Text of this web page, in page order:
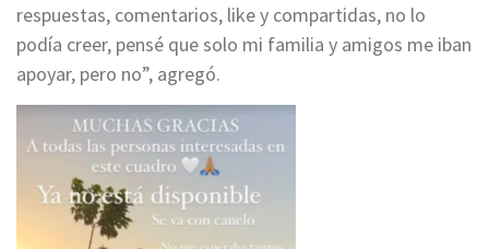
respuestas, comentarios, like y compartidas, no lo
podía creer, pensé que solo mi familia y amigos me iban
apoyar, pero no”, agregó.